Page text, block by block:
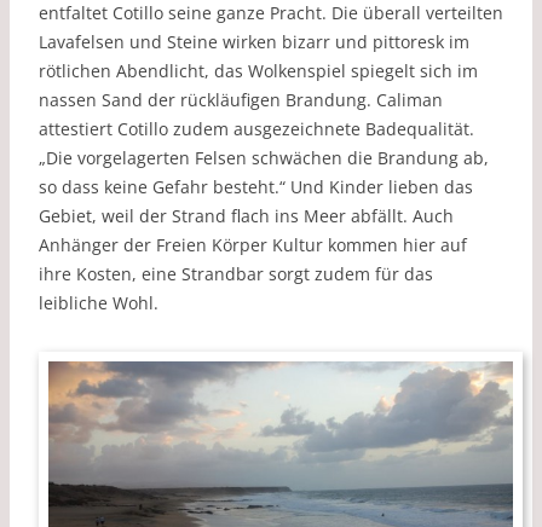
entfaltet Cotillo seine ganze Pracht. Die überall verteilten
Lavafelsen und Steine wirken bizarr und pittoresk im
rötlichen Abendlicht, das Wolkenspiel spiegelt sich im
nassen Sand der rückläufigen Brandung. Caliman
attestiert Cotillo zudem ausgezeichnete Badequalität.
„Die vorgelagerten Felsen schwächen die Brandung ab,
so dass keine Gefahr besteht.“ Und Kinder lieben das
Gebiet, weil der Strand flach ins Meer abfällt. Auch
Anhänger der Freien Körper Kultur kommen hier auf
ihre Kosten, eine Strandbar sorgt zudem für das
leibliche Wohl.